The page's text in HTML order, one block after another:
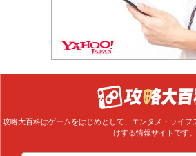
攻略大百科はゲームをはじめとして、エンタメ・ライフ
けする情報サイトです。